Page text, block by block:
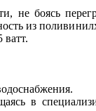
не боясь
из
ватт.
в